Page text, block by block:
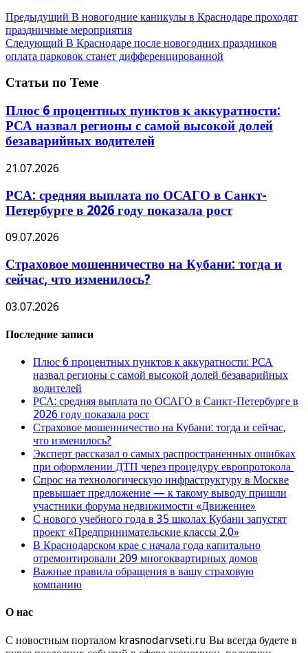
Предыдущий В новогодние каникулы в Краснодаре проходят
праздничные мероприятия
Следующий В Краснодаре после новогодних праздников
оплата парковок станет дифференцированной
Статьи по Теме
Плюс 6 процентных пунктов к аккуратности:
РСА назвал регионы с самой высокой долей
безаварийных водителей
21.07.2026
РСА: средняя выплата по ОСАГО в Санкт-
Петербурге в 2026 году показала рост
09.07.2026
Страховое мошенничество на Кубани: тогда и
сейчас, что изменилось?
03.07.2026
Последние записи
Плюс 6 процентных пунктов к аккуратности: РСА
назвал регионы с самой высокой долей безаварийных
водителей
РСА: средняя выплата по ОСАГО в Санкт-Петербурге в
2026 году показала рост
Страховое мошенничество на Кубани: тогда и сейчас,
что изменилось?
Эксперт рассказал о самых распространенных ошибках
при оформлении ДТП через процедуру европротокола
Спрос на технологическую инфраструктуру в Москве
превышает предложение — к такому выводу пришли
участники форума недвижимости «Движение»
С нового учебного года в 35 школах Кубани запустят
проект «Предпринимательские классы 2.0»
В Краснодарском крае с начала года капитально
отремонтировали 209 многоквартирных домов
Важные правила обращения в вашу страховую
компанию
О нас
С новостным порталом krasnodarvseti.ru Вы всегда будете в